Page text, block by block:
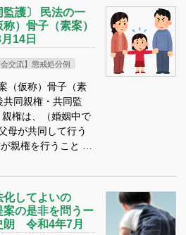
監護〕 民法の一
）骨子（素案）
14日
会交流】懲戒処分例
（仮称）骨子（素
同親権・共同監
権は、（婚姻中で
母が共同して行う
親権を行うこと …
化してよいの
の是非を問うー
朗 令和4年7月